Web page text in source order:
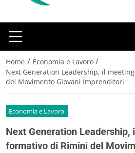
Home / Economia e Lavoro /
Next Generation Leadership, il
del Movimento Giovani Imprenditori
Economia e Lavoro
Next Generation Leadership,
formativo di Rimini del